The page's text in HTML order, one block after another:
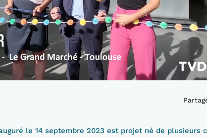
le 14 septembre 2023 est projet né de plusieurs